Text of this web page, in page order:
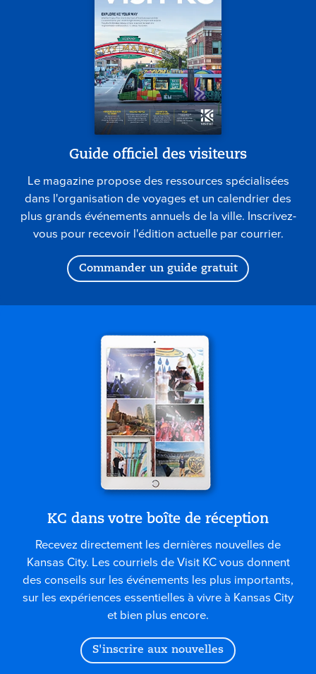
Guide officiel des visiteurs
Le magazine propose des ressources spécialisées
dans l'organisation de voyages et un calendrier des
plus grands événements annuels de la ville. Inscrivez-
vous pour recevoir l'édition actuelle par courrier.
Commander un guide gratuit
KC dans votre boîte de réception
Recevez directement les dernières nouvelles de
Kansas City. Les courriels de Visit KC vous donnent
des conseils sur les événements les plus importants,
sur les expériences essentielles à vivre à Kansas City
et bien plus encore.
S'inscrire aux nouvelles